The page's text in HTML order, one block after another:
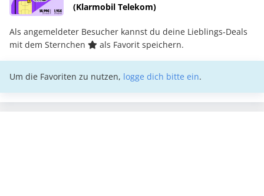
(Klarmobil Telekom)
Als angemeldeter Besucher kannst du deine Lieblings-Deals
mit dem Sternchen
als Favorit speichern.
Um die Favoriten zu nutzen, logge dich bitte ein.